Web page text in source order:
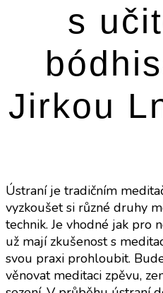
s
Jirkou
Ústraní je tradičním
vyzkoušet si různé druhy
technik. Je vhodné jak pro
už mají zkušenost s
svou praxi prohloubit.
věnovat meditaci zpěvu,